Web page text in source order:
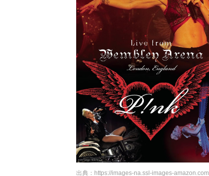
出典： https://images-na.ssl-images-amazon.com